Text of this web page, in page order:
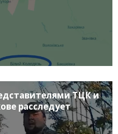
ТЦК и
расследует